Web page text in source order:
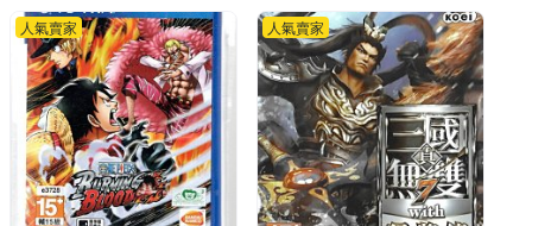
人氣賣家 人氣賣家